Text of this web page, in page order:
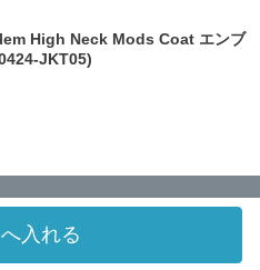
High Neck Mods Coat エンブ
JKT05)
入れる